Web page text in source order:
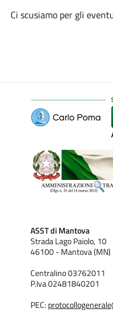
Ci scusiamo per gli
ASST di Mantova
Strada Lago Paiolo, 10
46100 - Mantova (MN)
Centralino 03762011
P.Iva 02481840201
PEC: